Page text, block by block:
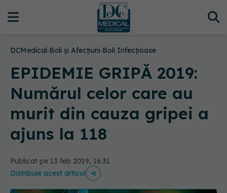
DCMedical›Boli și Afecțiuni›Boli Infecțioase
EPIDEMIE GRIPĂ 2019:
Numărul celor care au
murit din cauza gripei a
ajuns la 118
Publicat pe 13 feb 2019, 16:31
Distribuie acest articol